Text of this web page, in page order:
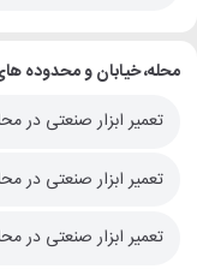
محله، خیابان و محدوده
تعمیر ابزار صنعتی در
تعمیر ابزار صنعتی در
تعمیر ابزار صنعتی در